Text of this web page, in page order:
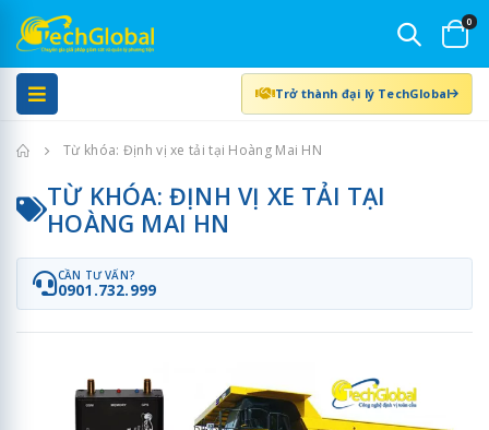
0
Trở thành đại lý TechGlobal
Trang chủTừ khóa: Định vị xe tải tại Hoàng Mai HN
TỪ KHÓA: ĐỊNH VỊ XE TẢI TẠI
HOÀNG MAI HN
CẦN TƯ VẤN?
0901.732.999